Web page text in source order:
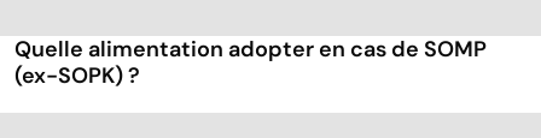
Quelle alimentation adopter en cas de SOMP
(ex-SOPK) ?